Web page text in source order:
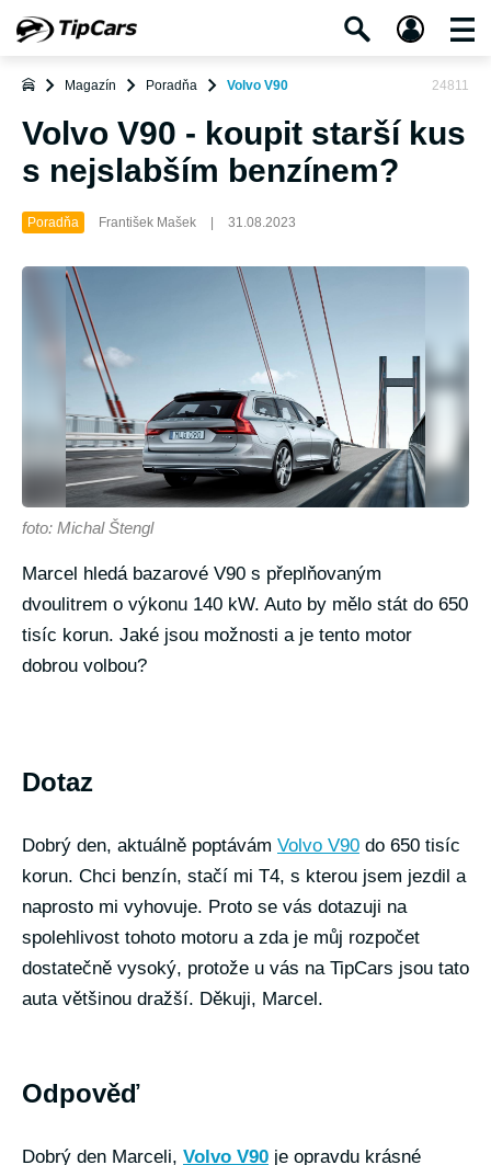
Magazín Poradňa Volvo V90 24811
Volvo V90 - koupit starší kus
s nejslabším benzínem?
Poradňa František Mašek 31.08.2023
foto: Michal Štengl
Marcel hledá bazarové V90 s přeplňovaným
dvoulitrem o výkonu 140 kW. Auto by mělo stát do 650
tisíc korun. Jaké jsou možnosti a je tento motor
dobrou volbou?
Dotaz
Dobrý den, aktuálně poptávám Volvo V90 do 650 tisíc
korun. Chci benzín, stačí mi T4, s kterou jsem jezdil a
naprosto mi vyhovuje. Proto se vás dotazuji na
spolehlivost tohoto motoru a zda je můj rozpočet
dostatečně vysoký, protože u vás na TipCars jsou tato
auta většinou dražší. Děkuji, Marcel.
Odpověď
Dobrý den Marceli, Volvo V90 je opravdu krásné